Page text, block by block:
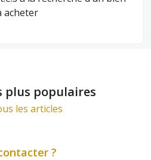
acheter
plus populaires
les articles
?